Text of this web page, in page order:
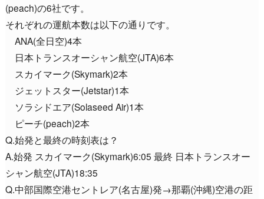
(peach)の6社です。
それぞれの運航本数は以下の通りです。
ANA(全日空)4本
日本トランスオーシャン航空(JTA)6本
スカイマーク(Skymark)2本
ジェットスター(Jetstar)1本
ソラシドエア(Solaseed Air)1本
ピーチ(peach)2本
Q.始発と最終の時刻表は？
A.始発 スカイマーク(Skymark)6:05 最終 日本トランスオー
シャン航空(JTA)18:35
Q.中部国際空港セントレア(名古屋)発→那覇(沖縄)空港の距